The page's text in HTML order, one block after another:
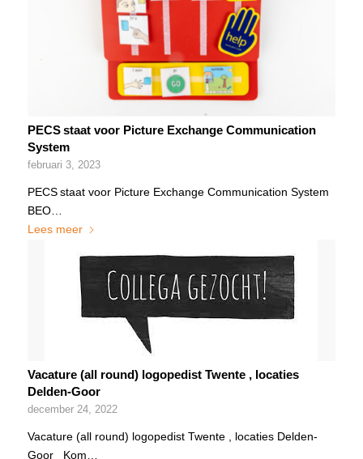
PECS staat voor Picture Exchange Communication
System
februari 3, 2023
PECS staat voor Picture Exchange Communication System
BEO…
Lees meer
Vacature (all round) logopedist Twente , locaties
Delden-Goor
december 24, 2022
Vacature (all round) logopedist Twente , locaties Delden-
Goor Kom…